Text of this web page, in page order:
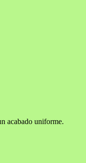
acabado uniforme.